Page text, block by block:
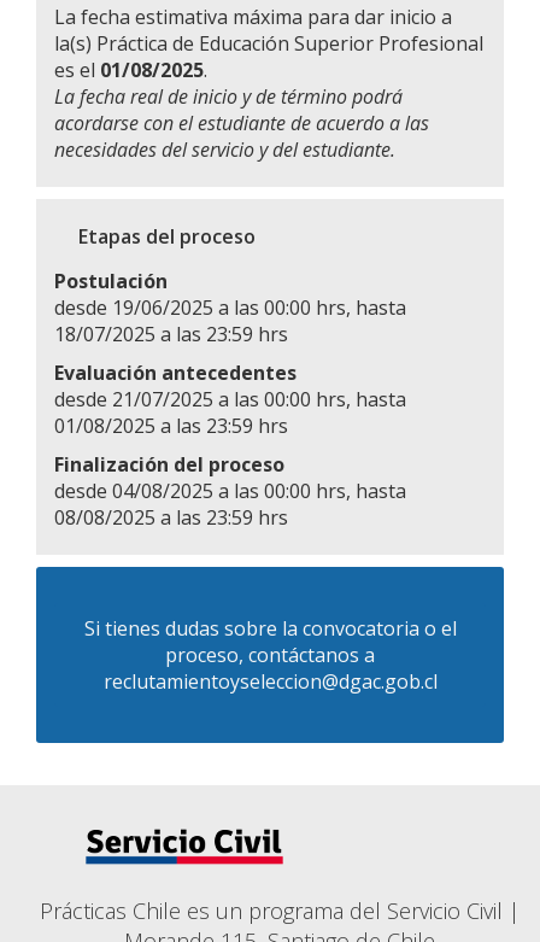
La fecha estimativa máxima para dar inicio a
la(s) Práctica de Educación Superior Profesional
es el 01/08/2025.
La fecha real de inicio y de término podrá
acordarse con el estudiante de acuerdo a las
necesidades del servicio y del estudiante.
Etapas del proceso
Postulación
desde 19/06/2025 a las 00:00 hrs, hasta
18/07/2025 a las 23:59 hrs
Evaluación antecedentes
desde 21/07/2025 a las 00:00 hrs, hasta
01/08/2025 a las 23:59 hrs
Finalización del proceso
desde 04/08/2025 a las 00:00 hrs, hasta
08/08/2025 a las 23:59 hrs
Si tienes dudas sobre la convocatoria o el
proceso, contáctanos a
reclutamientoyseleccion@dgac.gob.cl
Prácticas Chile es un programa del Servicio Civil |